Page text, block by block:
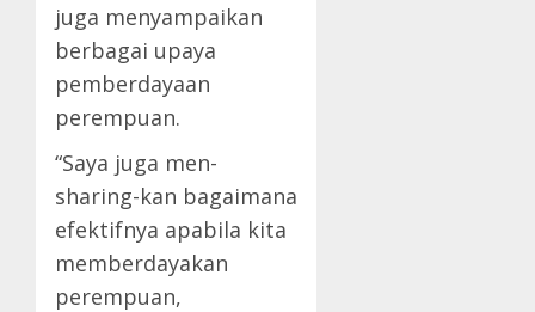
juga menyampaikan
berbagai upaya
pemberdayaan
perempuan.
“Saya juga men-
sharing-kan bagaimana
efektifnya apabila kita
memberdayakan
perempuan,